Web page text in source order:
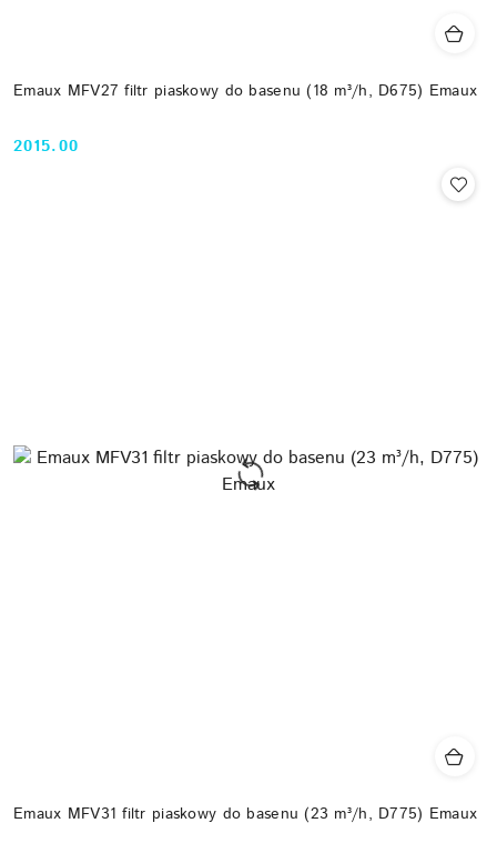
Emaux MFV27 filtr piaskowy do basenu (18 m³/h, D675) Emaux
Cena:
2015.00
Emaux MFV31 filtr piaskowy do basenu (23 m³/h, D775) Emaux